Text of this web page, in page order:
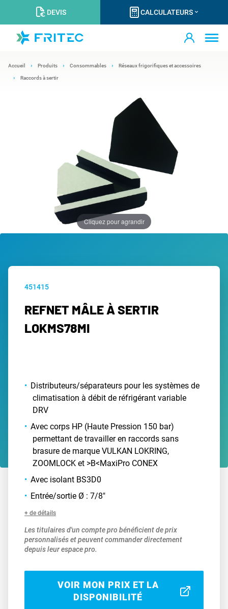
DEVIS CALCULATEURS
Accueil Produits Consommables Réseaux frigorifiques et accessoires
Raccords à sertir
Cliquez pour agrandir
451415
REFNET MÂLE À SERTIR
LOKMS78MI
Distributeurs/séparateurs pour les systèmes de
climatisation à débit de réfrigérant variable
DRV
Avec corps HP (Haute Pression 150 bar)
permettant de travailler en raccords sans
brasure de marque VULKAN LOKRING,
ZOOMLOCK et >B<MaxiPro CONEX
Avec isolant BS3D0
Entrée/sortie Ø : 7/8"
+ de détails
Les titulaires d'un compte pro bénéficient de prix
personnalisés et peuvent commander directement
depuis leur espace pro.
VOIR MON PRIX ET LA
DISPONIBILITÉ